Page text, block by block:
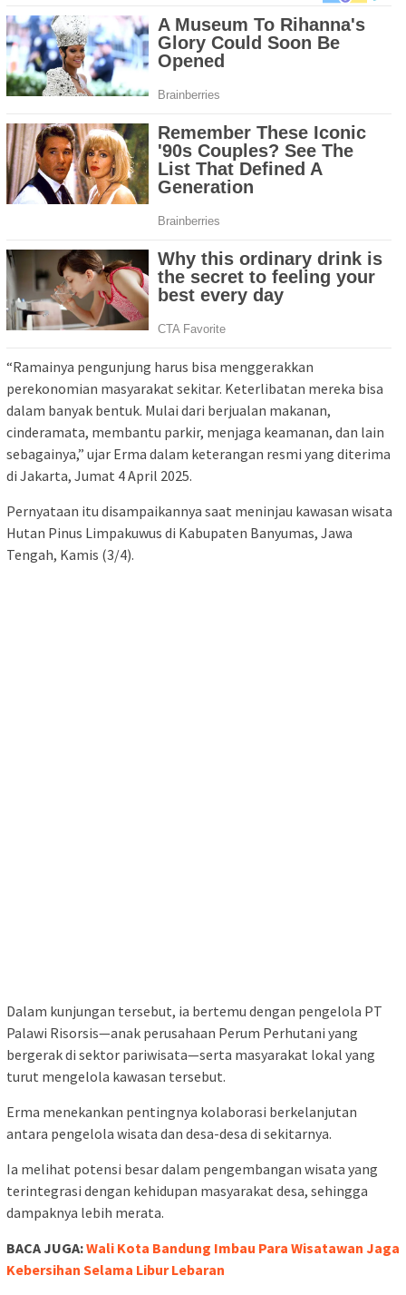
“Ramainya pengunjung harus bisa menggerakkan
perekonomian masyarakat sekitar. Keterlibatan mereka bisa
dalam banyak bentuk. Mulai dari berjualan makanan,
cinderamata, membantu parkir, menjaga keamanan, dan lain
sebagainya,” ujar Erma dalam keterangan resmi yang diterima
di Jakarta, Jumat 4 April 2025.
Pernyataan itu disampaikannya saat meninjau kawasan wisata
Hutan Pinus Limpakuwus di Kabupaten Banyumas, Jawa
Tengah, Kamis (3/4).
Dalam kunjungan tersebut, ia bertemu dengan pengelola PT
Palawi Risorsis—anak perusahaan Perum Perhutani yang
bergerak di sektor pariwisata—serta masyarakat lokal yang
turut mengelola kawasan tersebut.
Erma menekankan pentingnya kolaborasi berkelanjutan
antara pengelola wisata dan desa-desa di sekitarnya.
Ia melihat potensi besar dalam pengembangan wisata yang
terintegrasi dengan kehidupan masyarakat desa, sehingga
dampaknya lebih merata.
BACA JUGA:Wali Kota Bandung Imbau Para Wisatawan Jaga
Kebersihan Selama Libur Lebaran